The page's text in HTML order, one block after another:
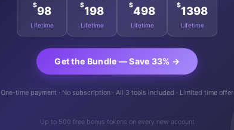
$98
Lifetime
$198
Lifetime
$498
Lifetime
$1398
Lifetime
Get the Bundle — Save 33% →
One-time payment · No subscription · All 3 tools included · Limited time offer
Up to 500 free bonus tokens on every new account